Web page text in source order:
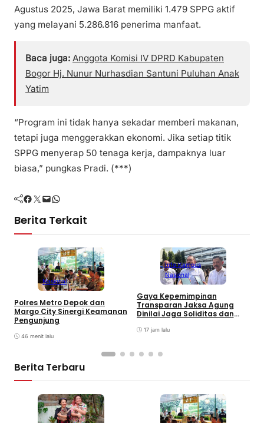
Agustus 2025, Jawa Barat memiliki 1.479 SPPG aktif
yang melayani 5.286.816 penerima manfaat.
Baca juga: Anggota Komisi IV DPRD Kabupaten
Bogor Hj. Nunur Nurhasdian Santuni Puluhan Anak
Yatim
“Program ini tidak hanya sekadar memberi makanan,
tetapi juga menggerakkan ekonomi. Jika setiap titik
SPPG menyerap 50 tenaga kerja, dampaknya luar
biasa,” pungkas Pradi. (***)
Facebook Twitter Mail WhatsApp
Berita Terkait
Nasional
Polres Metro Depok dan
Margo City Sinergi Keamanan
Pengunjung
46 menit lalu
Info Kampus
Nasional
Gaya Kepemimpinan
Transparan Jaksa Agung
Dinilai Jaga Soliditas dan
Adhyaksa
17 jam lalu
Berita Terbaru